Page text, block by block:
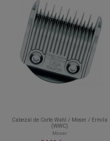
Cabezal de Corte Wahl / Moser / Ermila
(WWC)
Moser